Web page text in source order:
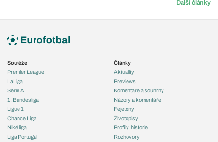
Další články
Soutěže
Premier League
LaLiga
Serie A
1. Bundesliga
Ligue 1
Chance Liga
Niké liga
Liga Portugal
Články
Aktuality
Previews
Komentáře a souhrny
Názory a komentáře
Fejetony
Životopisy
Profily, historie
Rozhovory